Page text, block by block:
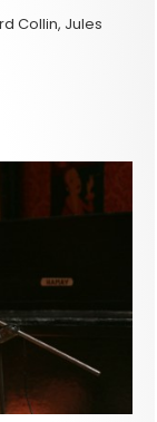
Collin, Jules